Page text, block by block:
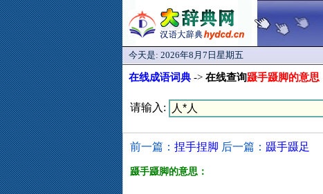
今天是: 2026年8月7日星期五
在线成语词典 -> 在线查询蹑手蹑脚的意思
请输入:
前一篇： 捏手捏脚 后一篇： 蹑手蹑足
蹑手蹑脚的意思：